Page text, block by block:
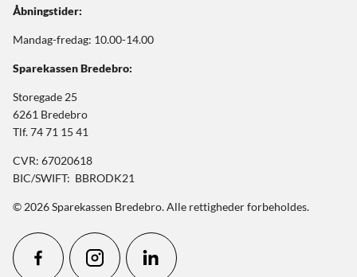
Åbningstider:
Mandag-fredag: 10.00-14.00
Sparekassen Bredebro:
Storegade 25
6261 Bredebro
Tlf. 74 71 15 41
CVR: 67020618
BIC/SWIFT: BBRODK21
© 2026 Sparekassen Bredebro. Alle rettigheder forbeholdes.